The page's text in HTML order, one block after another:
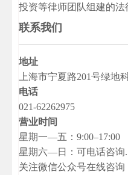
投资等律师团队组建的法
联系我们
地址
上海市宁夏路201号绿地
电话
021-62262975
营业时间
星期一—五：9:00–17:00
星期六—日：可电话咨询.
关注微信公众号在线咨询